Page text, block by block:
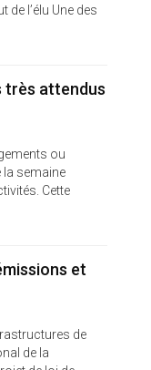
l’élu Une des
très attendus
ou
la semaine
Cette
et
de
de la